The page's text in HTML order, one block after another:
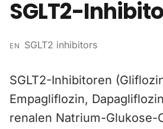
SGLT2-
EN SGLT2 inhibitors
SGLT2-Inhibitoren
Empagliflozin,
renalen Natrium-Glukose-